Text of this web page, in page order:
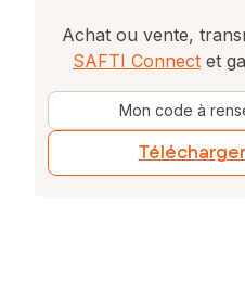
Achat ou vente,
SAFTI Connect et
Mon code à